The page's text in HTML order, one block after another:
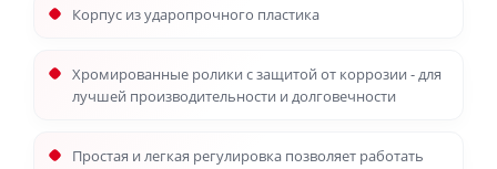
Корпус из ударопрочного пластика
Хромированные ролики с защитой от коррозии - для
лучшей производительности и долговечности
Простая и легкая регулировка позволяет работать